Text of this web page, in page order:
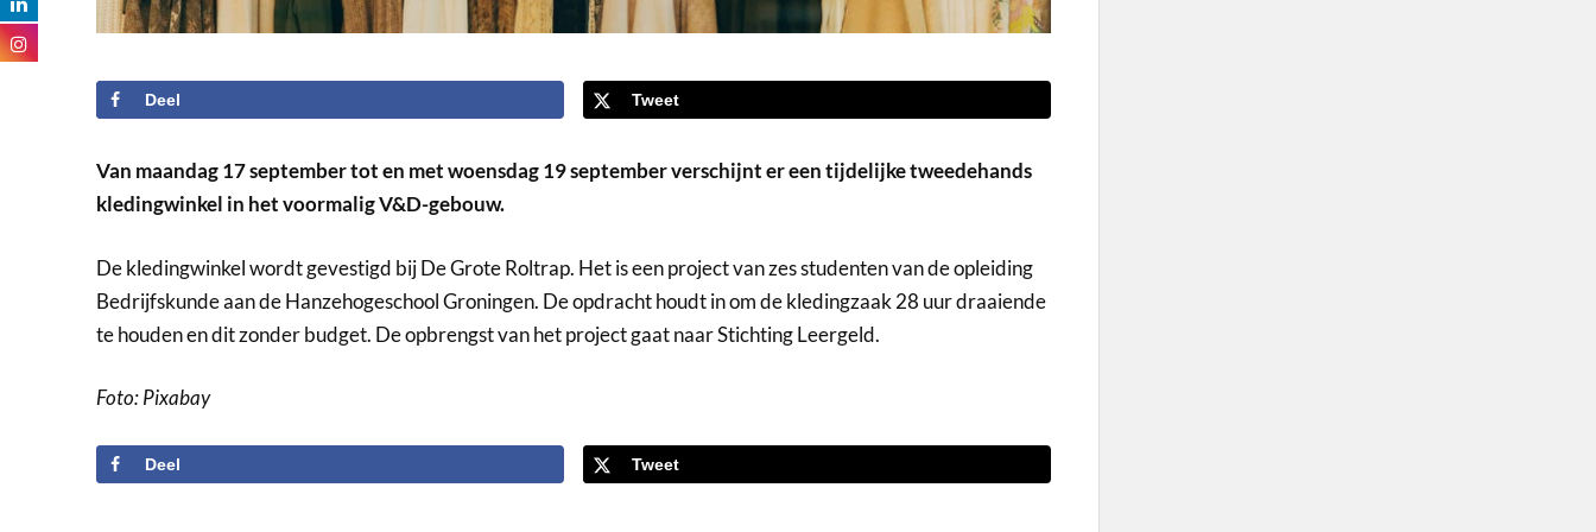
Deel Tweet
Van maandag 17 september tot en met woensdag 19 september verschijnt er een tijdelijke tweedehands
kledingwinkel in het voormalig V&D-gebouw.
De kledingwinkel wordt gevestigd bij De Grote Roltrap. Het is een project van zes studenten van de opleiding
Bedrijfskunde aan de Hanzehogeschool Groningen. De opdracht houdt in om de kledingzaak 28 uur draaiende
te houden en dit zonder budget. De opbrengst van het project gaat naar Stichting Leergeld.
Foto: Pixabay
Deel Tweet